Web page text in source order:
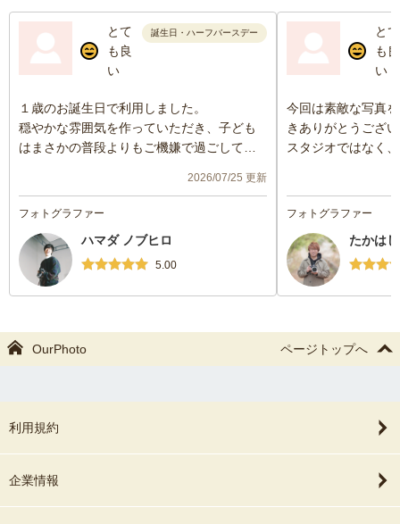
とて
も良
い
誕生日・ハーフバースデー
１歳のお誕生日で利用しました。
穏やかな雰囲気を作っていただき、子ども
はまさかの普段よりもご機嫌で過ごしてく
自宅での様子が残せたので、見返したら涙
が出てくるような、幸せな写真になりまし
ハマダさんはお子さんがいらっしゃること
もあって、子どもの扱いが上手で安心でき
ました。丁寧さとフレンドリーさがちょう
2026/07/25 更新
フォトグラファー
ハマダ ノブヒロ
5.00
とて
も良
い
今回は素敵な写真
きありがとうござ
スタジオではなく
うございました！！
フォトグラファー
たかは
OurPhoto ページトップへ
利用規約
企業情報